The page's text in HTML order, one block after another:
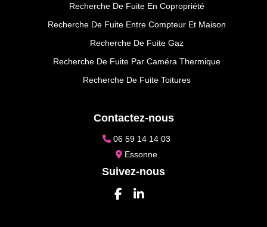
Recherche De Fuite En Copropriété
Recherche De Fuite Entre Compteur Et Maison
Recherche De Fuite Gaz
Recherche De Fuite Par Caméra Thermique
Recherche De Fuite Toitures
Contactez-nous
06 59 14 14 03
Essonne
Suivez-nous